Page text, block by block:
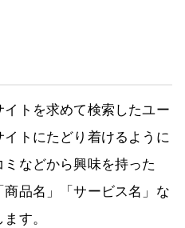
トを求めて検索したユー
トにたどり着けるように
などから興味を持った
品名」「サービス名」な
す。